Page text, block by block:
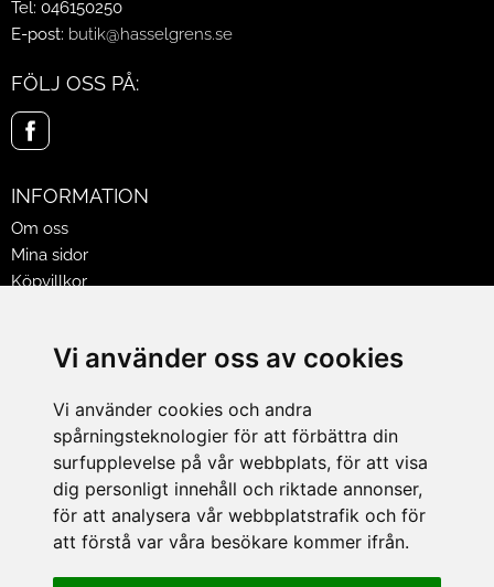
Vi använder oss av cookies
Vi använder cookies och andra
spårningsteknologier för att förbättra din
surfupplevelse på vår webbplats, för att visa
dig personligt innehåll och riktade annonser,
för att analysera vår webbplatstrafik och för
att förstå var våra besökare kommer ifrån.
Tel: 046150250
E-post: butik@hasselgrens.se
FÖLJ OSS PÅ:
INFORMATION
Om oss
Mina sidor
Köpvillkor
Jobba på Hasselgrens
LEVERANS
BETALNINGSSÄTT